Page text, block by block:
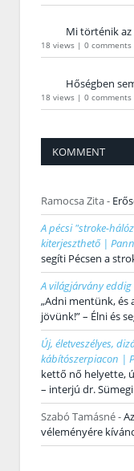
Mi történik az
18 views | 0 comments
Hőségben
18 views | 0 comments
KOMMENT
Ramocsa Zita-
A pécsi "stroke-
kiterjeszthető |
segíti Pécsen a
A világjárvány
„Adni mentünk,
jövünk!” – Élni és
Új, életveszélyes,
kábítószerpiacon |
kettő nő helyette,
– interjú dr.
Szabó Tamásné-
véleményére